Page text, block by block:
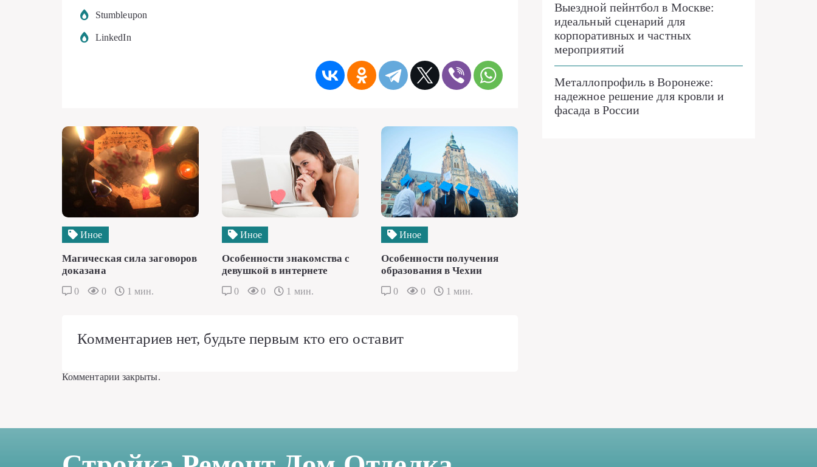
Stumbleupon
LinkedIn
Иное
Магическая сила заговоров
доказана
0 0 1 мин.
Иное
Особенности знакомства с
девушкой в интернете
0 0 1 мин.
Иное
Особенности получения
образования в Чехии
0 0 1 мин.
Комментариев нет, будьте первым кто его оставит
Комментарии закрыты.
Выездной пейнтбол в Москве:
идеальный сценарий для
корпоративных и частных
мероприятий
Металлопрофиль в Воронеже:
надежное решение для кровли и
фасада в России